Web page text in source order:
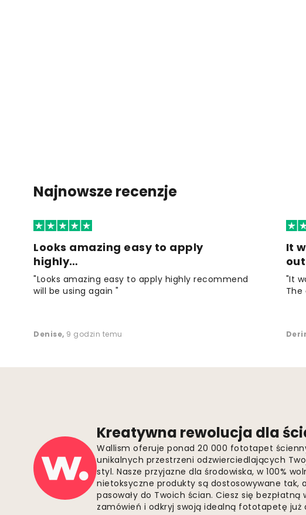
Najnowsze recenzje
Looks amazing easy to apply
highly…
"Looks amazing easy to apply highly recommend
will be using again "
Denise, 9 godzin temu
It
"It
Kreatywna rewolucja dla
Wallism oferuje ponad 20 000 fototapet
unikalnych przestrzeni odzwierciedlających
styl. Nasze przyjazne dla środowiska, w 100%
nietoksyczne produkty są dostosowywane tak,
pasowały do Twoich ścian. Ciesz się bezpłatną
zamówień i odkryj swoją idealną fototapetę już